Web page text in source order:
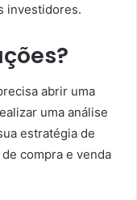
investidores.
abrir uma
uma análise
estratégia de
compra e venda